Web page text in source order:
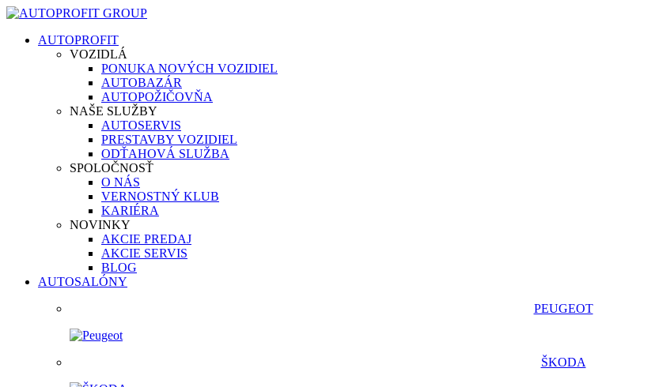
AUTOPROFIT
VOZIDLÁ
PONUKA NOVÝCH VOZIDIEL
AUTOBAZÁR
AUTOPOŽIČOVŇA
NAŠE SLUŽBY
AUTOSERVIS
PRESTAVBY VOZIDIEL
ODŤAHOVÁ SLUŽBA
SPOLOČNOSŤ
O NÁS
VERNOSTNÝ KLUB
KARIÉRA
NOVINKY
AKCIE PREDAJ
AKCIE SERVIS
BLOG
AUTOSALÓNY
PEUGEOT
ŠKODA